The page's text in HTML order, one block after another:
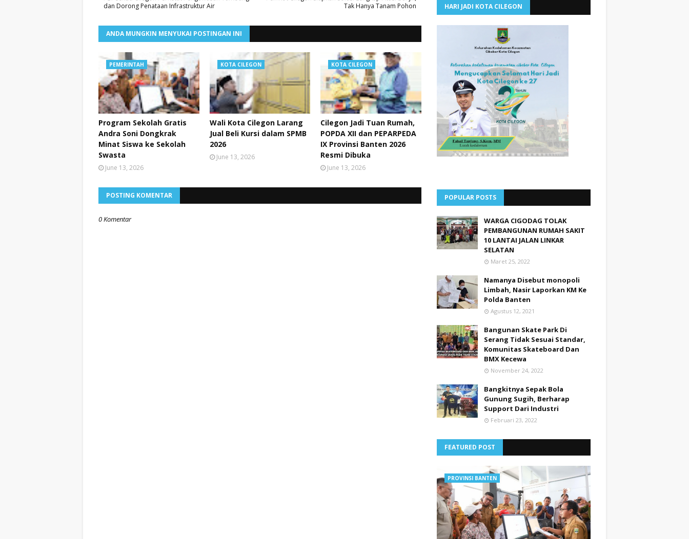
Tak Hanya Tanam Pohon
dan Dorong Penataan Infrastruktur Air
ANDA MUNGKIN MENYUKAI POSTINGAN INI
PEMERINTAH
Program Sekolah Gratis
Andra Soni Dongkrak
Minat Siswa ke Sekolah
Swasta
June 13, 2026
KOTA CILEGON
Wali Kota Cilegon Larang
Jual Beli Kursi dalam SPMB
2026
June 13, 2026
KOTA CILEGON
Cilegon Jadi Tuan Rumah,
POPDA XII dan PEPARPEDA
IX Provinsi Banten 2026
Resmi Dibuka
June 13, 2026
POSTING KOMENTAR
0 Komentar
HARI JADI KOTA CILEGON
POPULAR POSTS
WARGA CIGODAG TOLAK
PEMBANGUNAN RUMAH SAKIT
10 LANTAI JALAN LINKAR
SELATAN
Maret 25, 2022
Namanya Disebut monopoli
Limbah, Nasir Laporkan KM Ke
Polda Banten
Agustus 12, 2021
Bangunan Skate Park Di
Serang Tidak Sesuai Standar,
Komunitas Skateboard Dan
BMX Kecewa
November 24, 2022
Bangkitnya Sepak Bola
Gunung Sugih, Berharap
Support Dari Industri
Februari 23, 2022
FEATURED POST
PROVINSI BANTEN